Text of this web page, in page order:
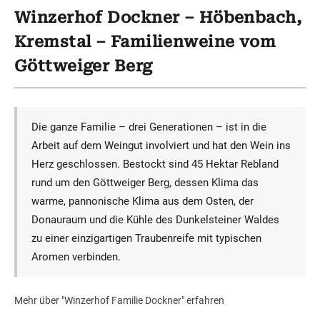
Winzerhof Dockner – Höbenbach,
Kremstal – Familienweine vom
Göttweiger Berg
Die ganze Familie – drei Generationen – ist in die
Arbeit auf dem Weingut involviert und hat den Wein ins
Herz geschlossen. Bestockt sind 45 Hektar Rebland
rund um den Göttweiger Berg, dessen Klima das
warme, pannonische Klima aus dem Osten, der
Donauraum und die Kühle des Dunkelsteiner Waldes
zu einer einzigartigen Traubenreife mit typischen
Aromen verbinden.
Mehr über "Winzerhof Familie Dockner" erfahren